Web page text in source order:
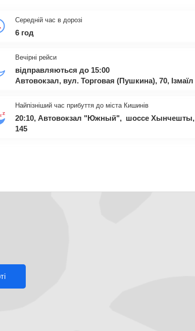
Середній час в дорозі
6 год
Вечірні рейси
відправляються до 15:00
Автовокзал, вул. Торговая (Пушкина), 70, Ізмаїл
Найпізніший час прибуття до міста Кишинів
20:10, Автовокзал "Южный", шоссе Хынчешты,
145